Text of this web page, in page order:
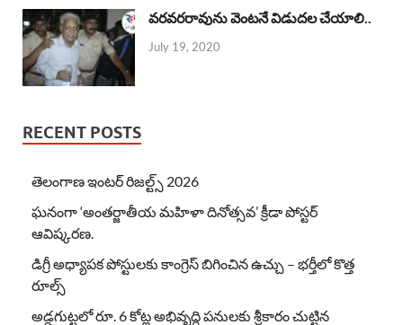
వరవరరావును వెంటనే విడుదల చేయాలి..
July 19, 2020
RECENT POSTS
తెలంగాణ ఇంటర్ రిజల్ట్స్ 2026
ఘనంగా ‘అంతర్జాతీయ మహిళా దినోత్సవ’ క్రీడా పోస్టర్
ఆవిష్కరణ.
డిగ్రీ అధ్యాపక పోస్టులకు కాంగ్రెస్ బిగించిన ఉచ్చు – భర్తీలో కొత్త
రూల్స్
అడ్డగుట్టలో రూ. 6 కోట్ల అభివృద్ధి పనులకు శ్రీకారం చుట్టిన